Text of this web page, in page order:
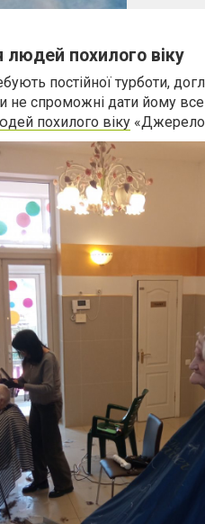
людей похилого віку
постійної турботи,
спроможні дати йому
похилого віку